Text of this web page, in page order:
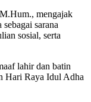
mengajak
sarana
sosial, serta
lahir dan batin
Hari Raya Idul Adha